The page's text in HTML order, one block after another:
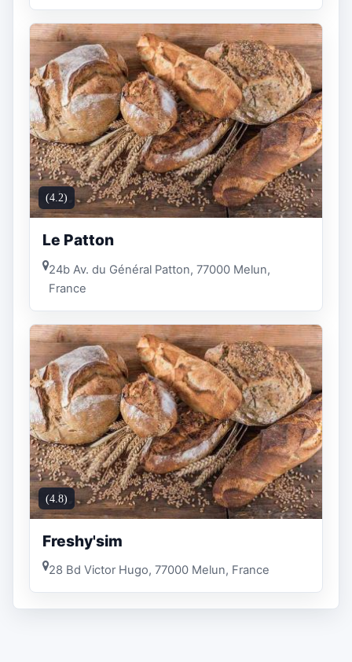
(4.2)
Le Patton
24b Av. du Général Patton, 77000 Melun,
France
(4.8)
Freshy'sim
28 Bd Victor Hugo, 77000 Melun, France